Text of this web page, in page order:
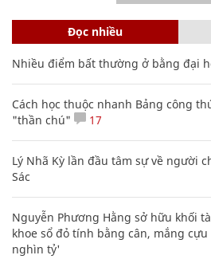
Đọc nhiều
Nhiều điểm bất thường ở bằng đại
Cách học thuộc nhanh Bảng công
"thần chú"
17
Lý Nhã Kỳ lần đầu tâm sự về người
Sác
Nguyễn Phương Hằng sở hữu khối
khoe sổ đỏ tính bằng cân, mắng
nghìn tỷ'